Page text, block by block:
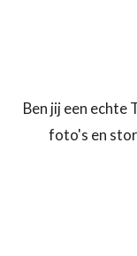
Ben jij een echte
foto's en